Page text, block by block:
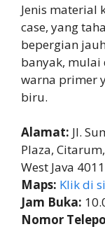
Jenis material
case, yang
bepergian
banyak,
warna primer
biru.
Alamat: Jl.
Plaza,
West Java
Maps: Klik di
Jam Buka:
Nomor